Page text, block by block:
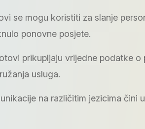
se mogu koristiti za slanje
ponovne posjete.
prikupljaju vrijedne podatke
usluga.
na različitim jezicima